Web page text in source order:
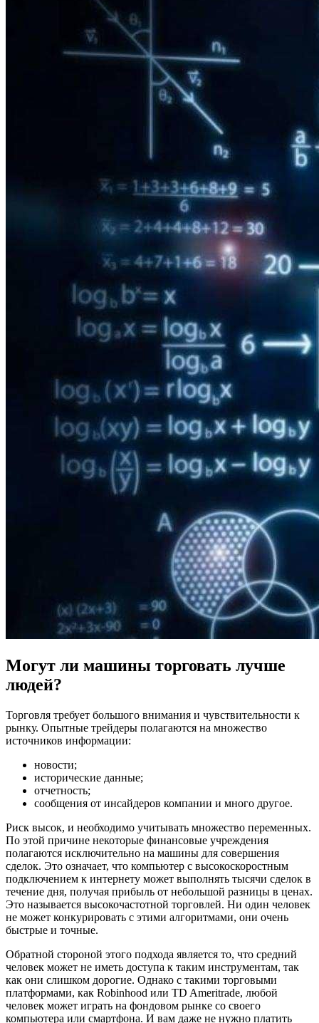
Могут ли машины торговать лучше
людей?
Торговля требует большого внимания и чувствительности к
рынку. Опытные трейдеры полагаются на множество
источников информации:
новости;
исторические данные;
отчетность;
сообщения от инсайдеров компании и много другое.
Риск высок, и необходимо учитывать множество переменных.
По этой причине некоторые финансовые учреждения
полагаются исключительно на машины для совершения
сделок. Это означает, что компьютер с высокоскоростным
подключением к интернету может выполнять тысячи сделок в
течение дня, получая прибыль от небольшой разницы в ценах.
Это называется высокочастотной торговлей. Ни один человек
не может конкурировать с этими алгоритмами, они очень
быстрые и точные.
Обратной стороной этого подхода является то, что средний
человек может не иметь доступа к таким инструментам, так
как они слишком дорогие. Однако с такими торговыми
платформами, как Robinhood или TD Ameritrade, любой
человек может играть на фондовом рынке со своего
компьютера или смартфона. И вам даже не нужно платить